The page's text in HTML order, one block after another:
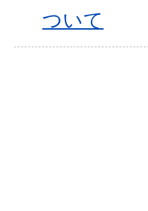
ついて